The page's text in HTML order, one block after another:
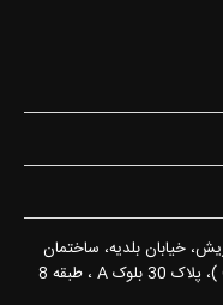
خیابان بلدیه، ساختمان
گینزا لاوینیا پارک ( Ginza Laviniya park )، پلاک 30 بلوک A ، طبقه 8